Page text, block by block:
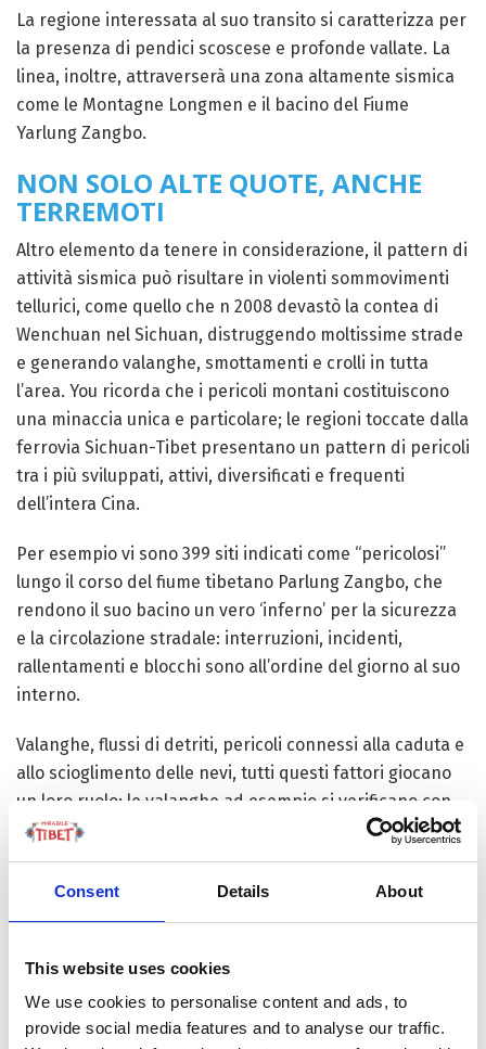
Consent Details About
This website uses cookies
We use cookies to personalise content and ads, to
provide social media features and to analyse our traffic.
La regione interessata al suo transito si caratterizza per
la presenza di pendici scoscese e profonde vallate. La
linea, inoltre, attraverserà una zona altamente sismica
come le Montagne Longmen e il bacino del Fiume
Yarlung Zangbo.
NON SOLO ALTE QUOTE, ANCHE
TERREMOTI
Altro elemento da tenere in considerazione, il pattern di
attività sismica può risultare in violenti sommovimenti
tellurici, come quello che n 2008 devastò la contea di
Wenchuan nel Sichuan, distruggendo moltissime strade
e generando valanghe, smottamenti e crolli in tutta
l’area. You ricorda che i pericoli montani costituiscono
una minaccia unica e particolare; le regioni toccate dalla
ferrovia Sichuan-Tibet presentano un pattern di pericoli
tra i più sviluppati, attivi, diversificati e frequenti
dell’intera Cina.
Per esempio vi sono 399 siti indicati come “pericolosi”
lungo il corso del fiume tibetano Parlung Zangbo, che
rendono il suo bacino un vero ‘inferno’ per la sicurezza
e la circolazione stradale: interruzioni, incidenti,
rallentamenti e blocchi sono all’ordine del giorno al suo
interno.
Valanghe, flussi di detriti, pericoli connessi alla caduta e
allo scioglimento delle nevi, tutti questi fattori giocano
un loro ruolo: le valanghe ad esempio si verificano con
particolare frequenza nella zona alpida delle Gole dei
Monti Hengduan e nel Tibet sudorientale. La sezione
tibetana della linea potrebbe venire affetta dalla più
grandi e medi “valloni di flusso”.
Il Tibet sudoccidentale e il Sichuan occidentale sono